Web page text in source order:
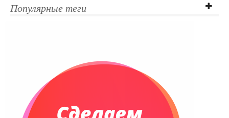
Датированные ежедневники
Планинги недатированные
Телефонные книжки
Сумки и Рюкзаки
Популярные теги